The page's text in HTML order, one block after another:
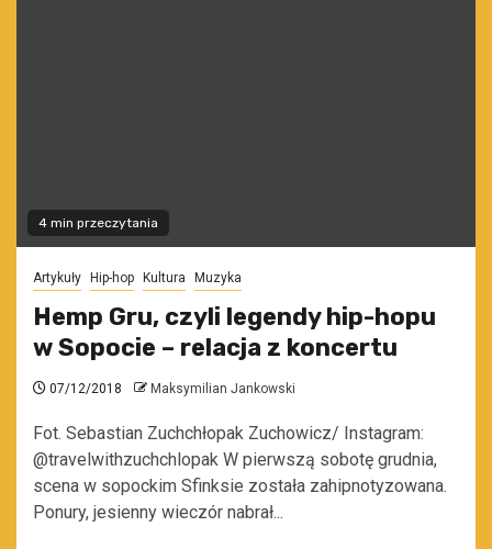
4 min przeczytania
Artykuły Hip-hop Kultura Muzyka
Hemp Gru, czyli legendy hip-hopu
w Sopocie – relacja z koncertu
07/12/2018 Maksymilian Jankowski
Fot. Sebastian Zuchchłopak Zuchowicz/ Instagram:
@travelwithzuchchlopak W pierwszą sobotę grudnia,
scena w sopockim Sfinksie została zahipnotyzowana.
Ponury, jesienny wieczór nabrał...